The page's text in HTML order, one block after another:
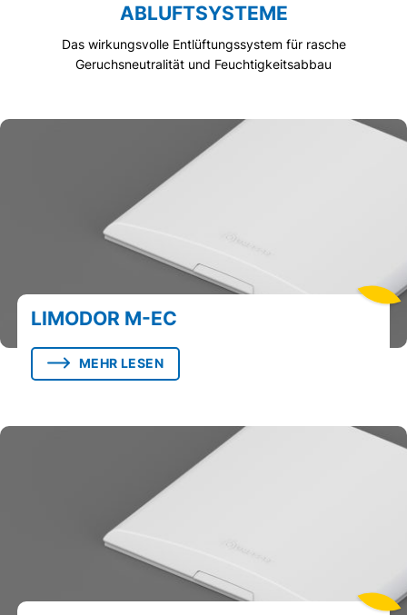
ABLUFTSYSTEME
Das wirkungsvolle Entlüftungssystem für rasche
Geruchsneutralität und Feuchtigkeitsabbau
LIMODOR M-EC
MEHR LESEN